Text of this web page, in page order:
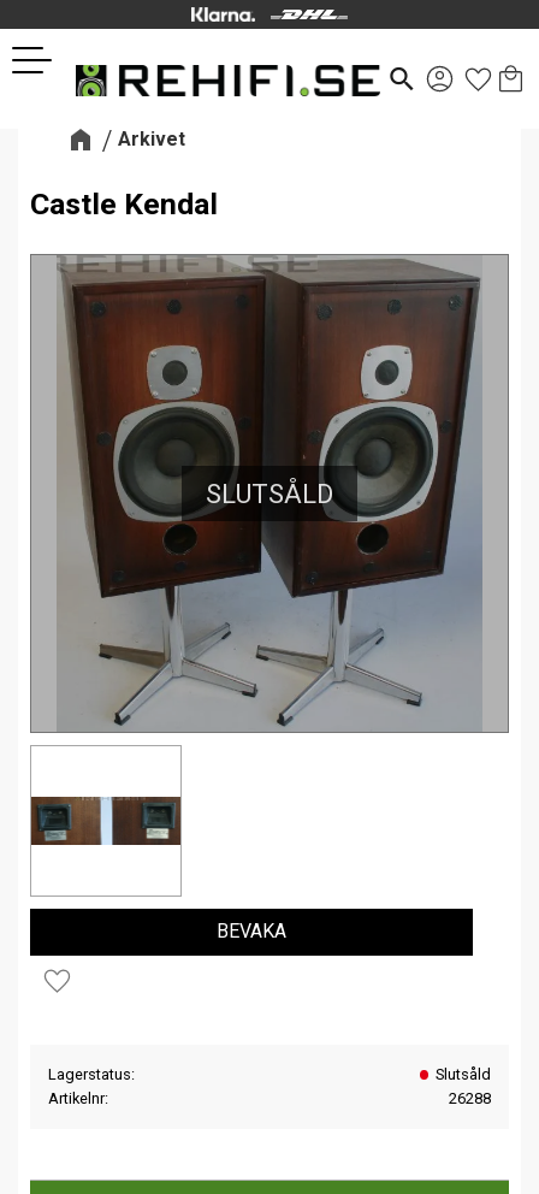
Meny
search
Arkivet
Castle Kendal
SLUTSÅLD
Lägg till i favoriter
BEVAKA
Lagerstatus
Slutsåld
Artikelnr
26288